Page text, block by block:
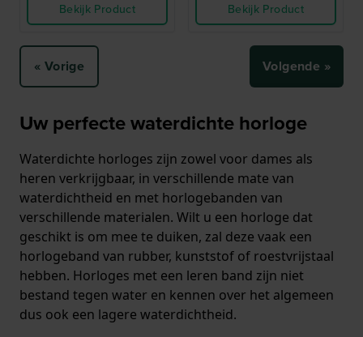
Bekijk Product
Bekijk Product
« Vorige Volgende »
Uw perfecte waterdichte horloge
Waterdichte horloges zijn zowel voor dames als
heren verkrijgbaar, in verschillende mate van
waterdichtheid en met horlogebanden van
verschillende materialen. Wilt u een horloge dat
geschikt is om mee te duiken, zal deze vaak een
horlogeband van rubber, kunststof of roestvrijstaal
hebben. Horloges met een leren band zijn niet
bestand tegen water en kennen over het algemeen
dus ook een lagere waterdichtheid.